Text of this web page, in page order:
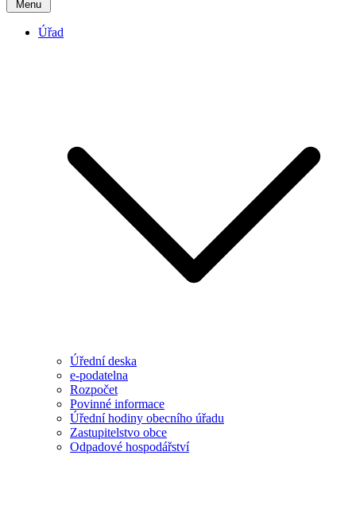
Menu
Úřad
Úřední deska
e-podatelna
Rozpočet
Povinné informace
Úřední hodiny obecního úřadu
Zastupitelstvo obce
Odpadové hospodářství